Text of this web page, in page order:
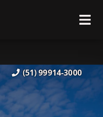
(51) 99914-3000